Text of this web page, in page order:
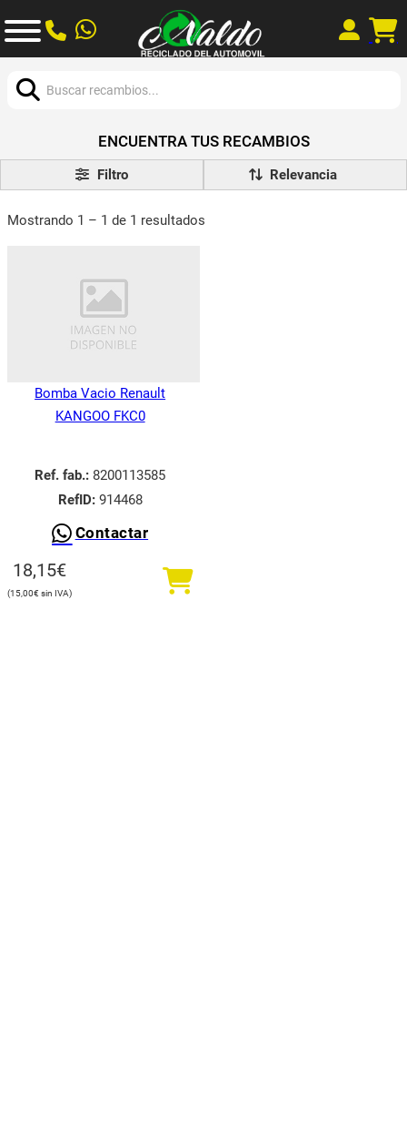
ENCUENTRA TUS RECAMBIOS
Filtro
Mostrando 1 – 1 de 1 resultados
Bomba Vacio Renault
KANGOO FKC0
Ref. fab.: 8200113585
RefID:914468
Contactar
18,15€
15,00€